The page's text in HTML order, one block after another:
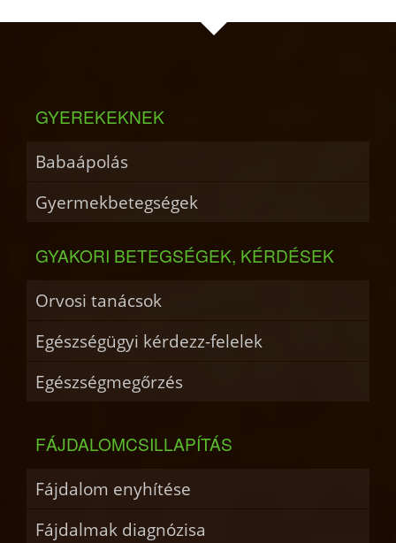
GYEREKEKNEK
Babaápolás
Gyermekbetegségek
GYAKORI BETEGSÉGEK, KÉRDÉSEK
Orvosi tanácsok
Egészségügyi kérdezz-felelek
Egészségmegőrzés
FÁJDALOMCSILLAPÍTÁS
Fájdalom enyhítése
Fájdalmak diagnózisa